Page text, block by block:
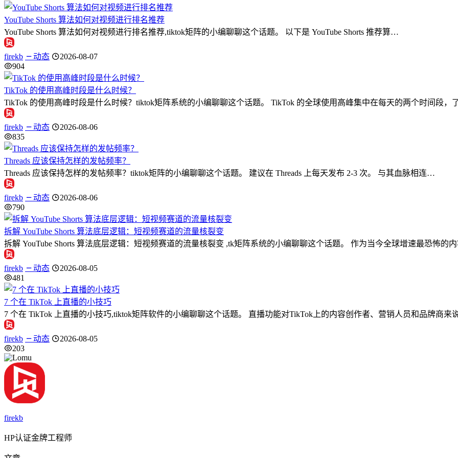
YouTube Shorts 算法如何对视频进行排名推荐
YouTube Shorts 算法如何对视频进行排名推荐,tiktok矩阵的小编聊聊这个话题。 以下是 YouTube Shorts 推荐算…
firekb 动态
2026-08-07
904
TikTok 的使用高峰时段是什么时候？
TikTok 的使用高峰时段是什么时候？tiktok矩阵系统的小编聊聊这个话题。 TikTok 的全球使用高峰集中在每天的两个时间段，
firekb 动态
2026-08-06
835
Threads 应该保持怎样的发帖频率？
Threads 应该保持怎样的发帖频率？tiktok矩阵的小编聊聊这个话题。 建议在 Threads 上每天发布 2-3 次。 与其血脉相连…
firekb 动态
2026-08-06
790
拆解 YouTube Shorts 算法底层逻辑：短视频赛道的流量核裂变
拆解 YouTube Shorts 算法底层逻辑：短视频赛道的流量核裂变 ,tk矩阵系统的小编聊聊这个话题。 作为当今全球增速最恐怖的
firekb 动态
2026-08-05
481
7 个在 TikTok 上直播的小技巧
7 个在 TikTok 上直播的小技巧,tiktok矩阵软件的小编聊聊这个话题。 直播功能对TikTok上的内容创作者、营销人员和品牌商来
firekb 动态
2026-08-05
203
firekb
HP认证金牌工程师